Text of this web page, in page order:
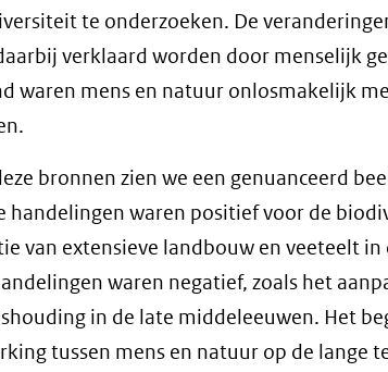
te onderzoeken. De
verklaard worden door menselijk
waren mens en natuur onlosmakelijk
bronnen zien we een genuanceerd
handelingen waren positief voor de
van extensieve landbouw en veeteelt in
waren negatief, zoals het
in de late middeleeuwen. Het
tussen mens en natuur op de lange